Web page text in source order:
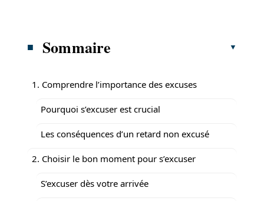
Sommaire
1. Comprendre l’importance des excuses
Pourquoi s’excuser est crucial
Les conséquences d’un retard non excusé
2. Choisir le bon moment pour s’excuser
S’excuser dès votre arrivée